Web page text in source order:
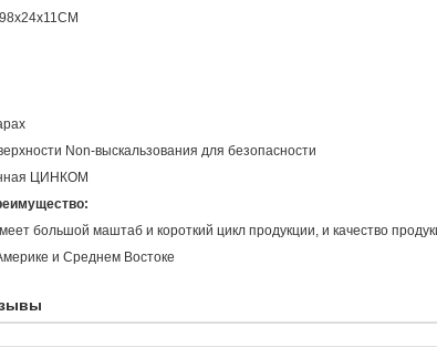
Non-выскальзования для безопасности
ЦИНКОМ
большой маштаб и короткий цикл продукции, и качество
и Среднем Востоке